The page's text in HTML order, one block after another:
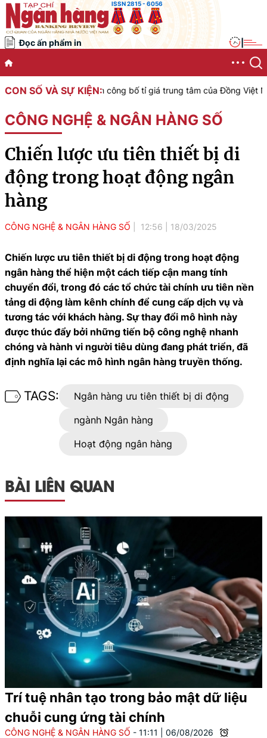
ISSN 2815 - 6056
Đọc ấn phẩm in
CON SỐ VÀ SỰ KIỆN:
Việt Nam công bố tỉ giá trung tâm của Đồng Việt Nam với Đô
CÔNG NGHỆ & NGÂN HÀNG SỐ
Chiến lược ưu tiên thiết bị di
động trong hoạt động ngân
hàng
CÔNG NGHỆ & NGÂN HÀNG SỐ 12:56 18/03/2025
Chiến lược ưu tiên thiết bị di động trong hoạt động
ngân hàng thể hiện một cách tiếp cận mang tính
chuyển đổi, trong đó các tổ chức tài chính ưu tiên nền
tảng di động làm kênh chính để cung cấp dịch vụ và
tương tác với khách hàng. Sự thay đổi mô hình này
được thúc đẩy bởi những tiến bộ công nghệ nhanh
chóng và hành vi người tiêu dùng đang phát triển, đã
định nghĩa lại các mô hình ngân hàng truyền thống.
TAGS:
Ngân hàng ưu tiên thiết bị di động
ngành Ngân hàng
Hoạt động ngân hàng
BÀI LIÊN QUAN
Trí tuệ nhân tạo trong bảo mật dữ liệu
chuỗi cung ứng tài chính
CÔNG NGHỆ & NGÂN HÀNG SỐ 11:11
06/08/2026